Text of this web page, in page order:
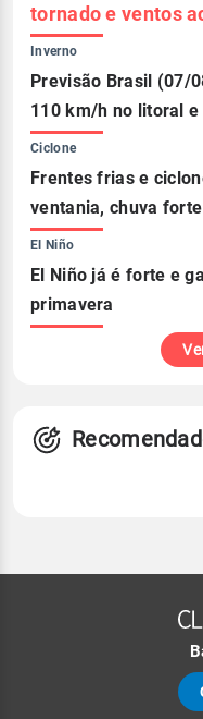
tornado e ventos
Inverno
Previsão Brasil (07/
110 km/h no litoral e
Ciclone
Frentes frias e
ventania, chuva
El Niño
El Niño já é forte e
primavera